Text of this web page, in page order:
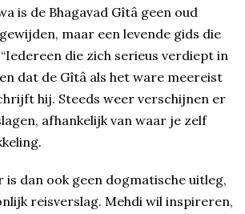
is de Bhagavad Gîtâ geen oud
maar een levende gids die
die zich serieus verdiept in
dat de Gîtâ als het ware meereist
hij. Steeds weer verschijnen er
afhankelijk van waar je zelf
dan ook geen dogmatische uitleg,
reisverslag. Mehdi wil inspireren,